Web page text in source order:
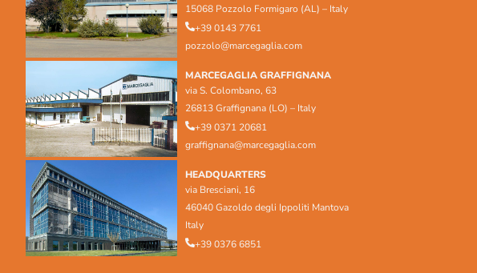
15068 Pozzolo Formigaro (AL) – Italy
+39 0143 7761
pozzolo@marcegaglia.com
MARCEGAGLIA GRAFFIGNANA
via S. Colombano, 63
26813 Graffignana (LO) – Italy
+39 0371 20681
graffignana@marcegaglia.com
HEADQUARTERS
via Bresciani, 16
46040 Gazoldo degli Ippoliti Mantova
Italy
+39 0376 6851